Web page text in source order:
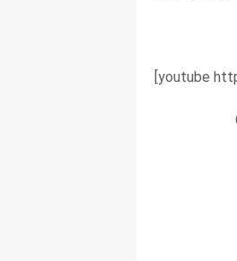
[youtube